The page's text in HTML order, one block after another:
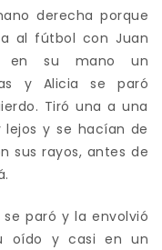
derecha porque
al fútbol con Juan
en su mano un
y Alicia se paró
Tiró una a una
lejos y se hacían de
sus rayos, antes de
paró y la envolvió
oído y casi en un